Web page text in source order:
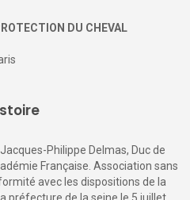
DU CHEVAL
Philippe Delmas, Duc de
Française. Association sans
avec les dispositions de la